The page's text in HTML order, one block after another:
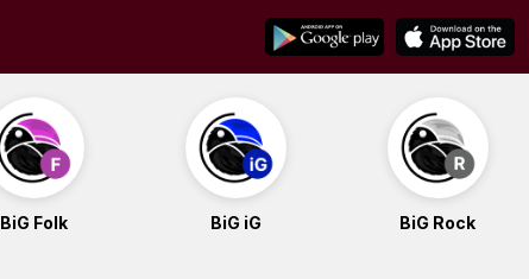
BiG Folk BiG iG BiG Rock